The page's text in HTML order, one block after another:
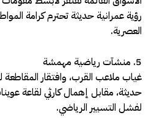
رؤية عمرانية حديثة تحترم كرامة
العصرية.
5. منشآت رياضية مهمشة
غياب ملاعب القرب، وافتقار
حديثة، مقابل إهمال كارثي لقاعة
لفشل التسيير الرياضي.